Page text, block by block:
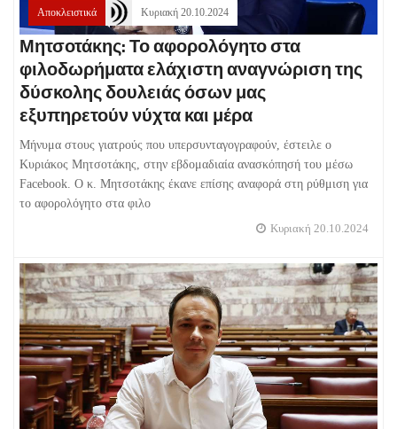
Αποκλειστικά Κυριακή 20.10.2024
Μητσοτάκης: Το αφορολόγητο στα
φιλοδωρήματα ελάχιστη αναγνώριση της
δύσκολης δουλειάς όσων μας
εξυπηρετούν νύχτα και μέρα
Μήνυμα στους γιατρούς που υπερσυνταγογραφούν, έστειλε ο
Κυριάκος Μητσοτάκης, στην εβδομαδιαία ανασκόπησή του μέσω
Facebook. Ο κ. Μητσοτάκης έκανε επίσης αναφορά στη ρύθμιση για
το αφορολόγητο στα φιλο
Κυριακή 20.10.2024